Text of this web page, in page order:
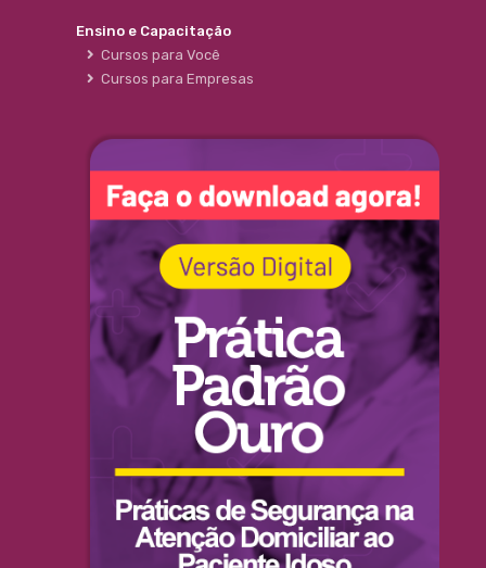
Ensino e Capacitação
Cursos para Você
Cursos para Empresas